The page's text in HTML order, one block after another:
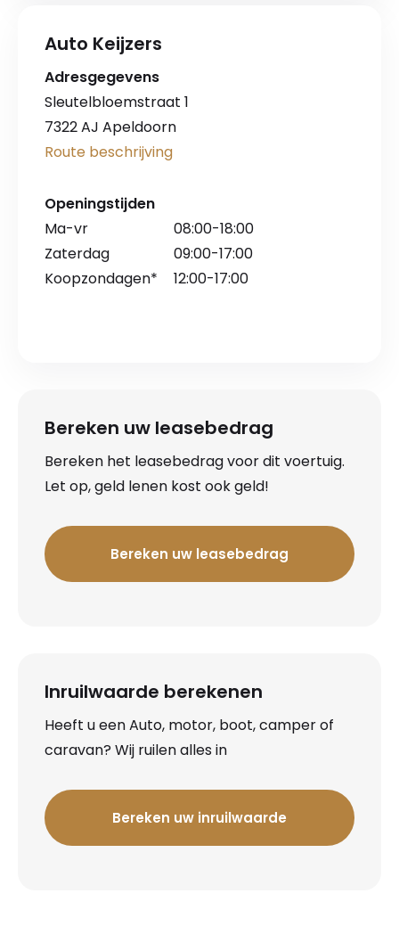
Auto Keijzers
Adresgegevens
Sleutelbloemstraat 1
7322 AJ Apeldoorn
Route beschrijving
Openingstijden
Ma-vr
08:00-18:00
Zaterdag
09:00-17:00
Koopzondagen*
12:00-17:00
Bereken uw leasebedrag
Bereken het leasebedrag voor dit voertuig.
Let op, geld lenen kost ook geld!
Bereken uw leasebedrag
Inruilwaarde berekenen
Heeft u een Auto, motor, boot, camper of
caravan? Wij ruilen alles in
Bereken uw inruilwaarde